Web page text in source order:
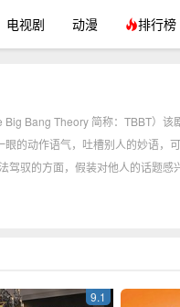
电视剧 动漫 排行榜
Bang Theory 简称：TBBT）
的动作语气，吐槽别人的妙语
驾驭的方面，假装对他人的话题
9.1